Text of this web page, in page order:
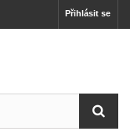
Přihlásit se